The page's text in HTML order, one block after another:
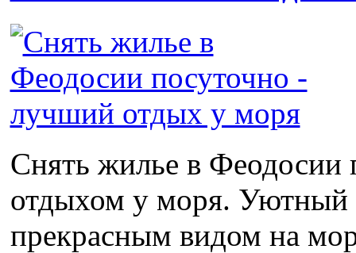
Снять жилье в Феодосии
отдыхом у моря. Уютный
прекрасным видом на